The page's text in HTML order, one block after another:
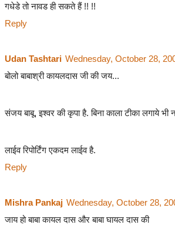
गधेडे तो नावड ही सकते हैं !! !!
Reply
Udan Tashtari Wednesday, October 28,
बोलो बाबाश्री कायलदास जी की जय...
संजय बाबू, इश्वर की कृपा है. बिना काला टीका लगाये
लाईव रिपोर्टिंग एकदम लाईव है.
Reply
Mishra Pankaj Wednesday, October 28,
जाय हो बाबा कायल दास और बाबा घायल दास की